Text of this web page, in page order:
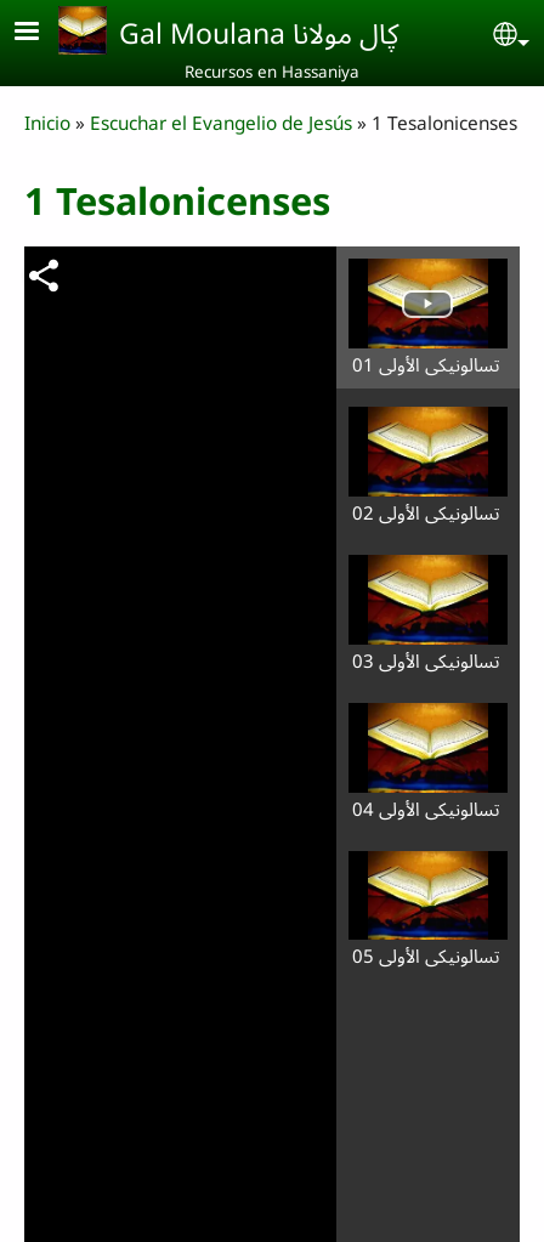
Skip to main content Gal Moulana ڮال مولانا
Recursos en Hassaniya
Breadcrumb
Inicio Escuchar el Evangelio de Jesús 1 Tesalonicenses
1 Tesalonicenses
تسالونيكي الأولى 01
تسالونيكي الأولى 02
تسالونيكي الأولى 03
تسالونيكي الأولى 04
تسالونيكي الأولى 05